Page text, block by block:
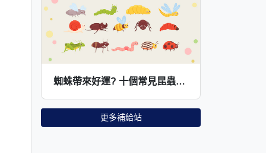
蜘蛛帶來好運? 十個常見昆蟲以及在日本的象徵意義
更多補給站